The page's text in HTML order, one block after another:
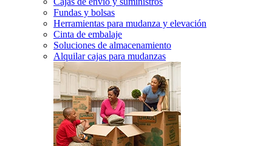
Fundas y bolsas
Herramientas para mudanza y elevación
Cinta de embalaje
Soluciones de almacenamiento
Alquilar cajas para mudanzas